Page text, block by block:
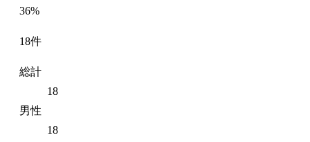
36%
18件
総計
18
男性
18